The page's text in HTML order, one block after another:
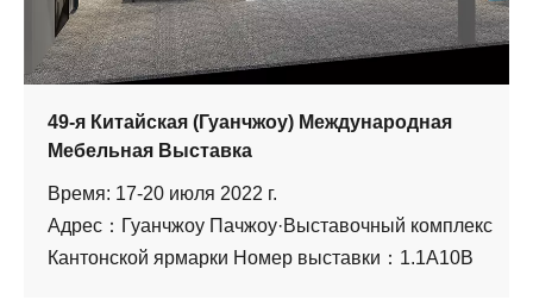
49-я Китайская (Гуанчжоу) Международная
Мебельная Выставка
Время: 17-20 июля 2022 г.
Адрес：Гуанчжоу Пачжоу·Выставочный комплекс
Кантонской ярмарки Номер выставки：1.1A10B